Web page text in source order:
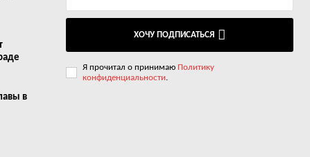
в
ХОЧУ ПОДПИСАТЬСЯ
Я прочитал о принимаю Политику
конфиденциальности.